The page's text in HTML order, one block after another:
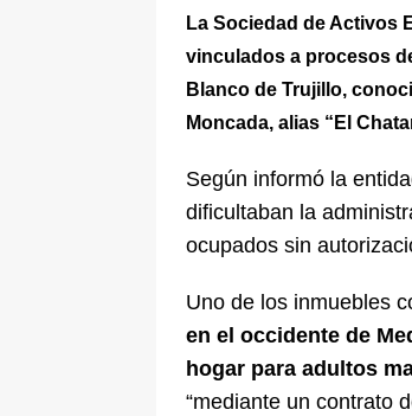
La Sociedad de Activos
vinculados a procesos
Blanco de Trujillo,
Moncada, alias “El
Según informó la
dificultaban la
ocupados sin
Uno de los inmuebles
en el occidente de
hogar para adultos
“mediante un contrato